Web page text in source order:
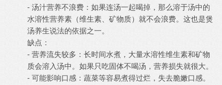
- 汤汁营养不浪费：如果连汤一起喝掉，那么溶于汤中的
水溶性营养素（维生素、矿物质）就不会浪费。这也是煲
汤养生说法的依据之一。
缺点：
- 营养流失较多：长时间水煮，大量水溶性维生素和矿物
质会溶入汤中。如果只吃固体不喝汤，营养损失就很大。
- 可能影响口感：蔬菜等容易煮得过烂，失去脆嫩口感。